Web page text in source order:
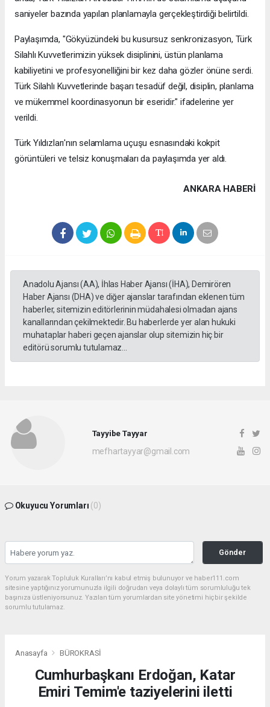
saniyeler bazında yapılan planlamayla gerçekleştirdiği belirtildi.
Paylaşımda, "Gökyüzündeki bu kusursuz senkronizasyon, Türk
Silahlı Kuvvetlerimizin yüksek disiplinini, üstün planlama
kabiliyetini ve profesyonelliğini bir kez daha gözler önüne serdi.
Türk Silahlı Kuvvetlerinde başarı tesadüf değil, disiplin, planlama
ve mükemmel koordinasyonun bir eseridir." ifadelerine yer
verildi.
Türk Yıldızları'nın selamlama uçuşu esnasındaki kokpit
görüntüleri ve telsiz konuşmaları da paylaşımda yer aldı.
ANKARA HABERİ
Anadolu Ajansı (AA), İhlas Haber Ajansı (İHA), Demirören
Haber Ajansı (DHA) ve diğer ajanslar tarafından eklenen tüm
haberler, sitemizin editörlerinin müdahalesi olmadan ajans
kanallarından çekilmektedir. Bu haberlerde yer alan hukuki
muhataplar haberi geçen ajanslar olup sitemizin hiç bir
editörü sorumlu tutulamaz...
Tayyibe Tayyar
mefhartayyar@gmail.com
Okuyucu Yorumları (0)
Gönder
Yorum yazarak Topluluk Kuralları’nı kabul etmiş bulunuyor ve haber111.com
sitesine yaptığınız yorumunuzla ilgili doğrudan veya dolaylı tüm sorumluluğu tek
başınıza üstleniyorsunuz. Yazılan tüm yorumlardan site yönetimi hiçbir şekilde
sorumlu tutulamaz.
Anasayfa BÜROKRASİ
Cumhurbaşkanı Erdoğan, Katar
Emiri Temim'e taziyelerini iletti